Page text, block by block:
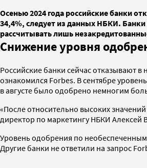
Осенью 2024 года российские банки
34,4%, следует из данных НБКИ. Банки
рассчитывать лишь
Снижение уровня
Российские банки сейчас отказывают
ознакомился Forbes. В сентябре
в августе было одобрено немногим
«После относительно высоких
директор по маркетингу НБКИ Алексей
Уровень одобрения по необеспеченным
Другие банки не ответили на запрос